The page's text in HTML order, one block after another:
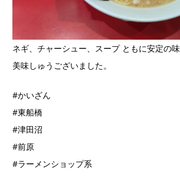
ネギ、チャーシュー、スープ ともに安定の味
美味しゅうございました。
#かいざん
#東船橋
#津田沼
#前原
#ラーメンショップ系